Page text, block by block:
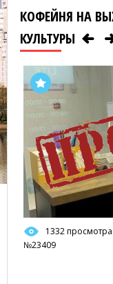
КОФЕЙНЯ НА
КУЛЬТУРЫ
1332 просмотра
№23409